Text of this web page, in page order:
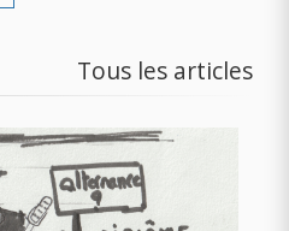
Tous les articles